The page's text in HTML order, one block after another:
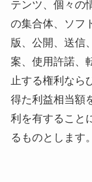
テンツ、個々の
の集合体、ソフ
版、公開、送信
案、使用許諾、
止する権利なら
得た利益相当額
利を有すること
るものとします。